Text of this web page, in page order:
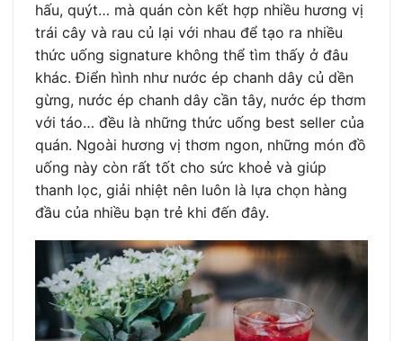
hấu, quýt… mà quán còn kết hợp nhiều hương vị
trái cây và rau củ lại với nhau để tạo ra nhiều
thức uống signature không thể tìm thấy ở đâu
khác. Điển hình như nước ép chanh dây củ dền
gừng, nước ép chanh dây cần tây, nước ép thơm
với táo… đều là những thức uống best seller của
quán. Ngoài hương vị thơm ngon, những món đồ
uống này còn rất tốt cho sức khoẻ và giúp
thanh lọc, giải nhiệt nên luôn là lựa chọn hàng
đầu của nhiều bạn trẻ khi đến đây.